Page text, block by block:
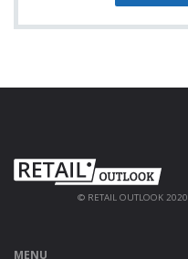
© RETAIL OUTLOOK 2020
MENU